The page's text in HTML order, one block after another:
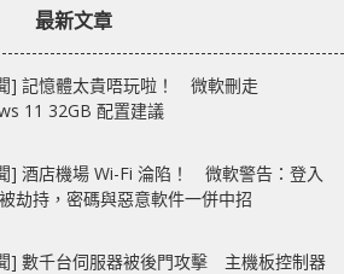
最新文章
] 記憶體太貴唔玩啦！ 微軟刪走
11 32GB 配置建議
] 酒店機場 Wi-Fi 淪陷！ 微軟警告：登入
劫持，密碼與惡意軟件一併中招
] 數千台伺服器被後門攻擊 主機板控制器